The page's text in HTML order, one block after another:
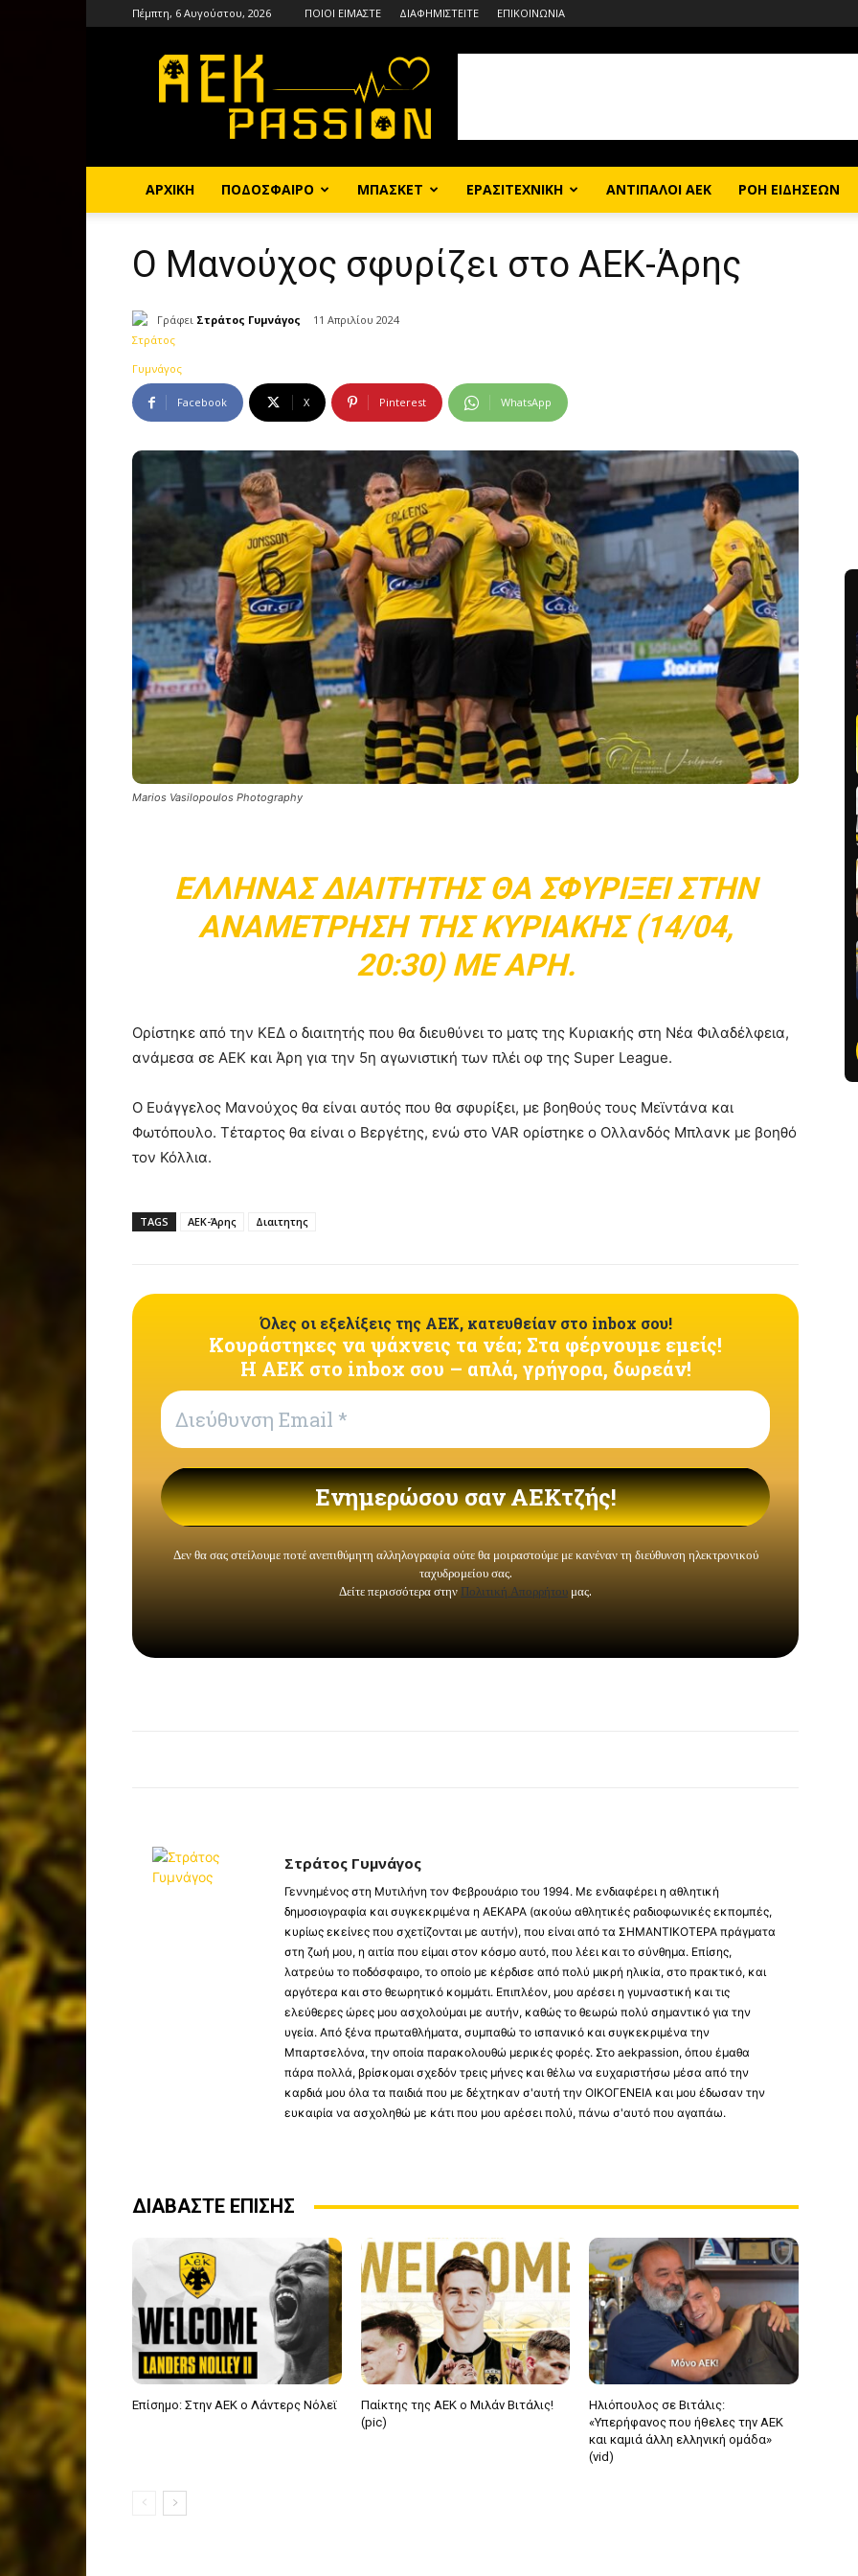
Πέμπτη, 6 Αυγούστου, 2026 ΠΟΙΟΙ ΕΙΜΑΣΤΕ ΔΙΑΦΗΜΙΣΤΕΙΤΕ ΕΠΙΚΟΙΝΩΝΙΑ
ΑΡΧΙΚΗ ΠΟΔΟΣΦΑΙΡΟ ΜΠΑΣΚΕΤ ΕΡΑΣΙΤΕΧΝΙΚΗ ΑΝΤΙΠΑΛΟΙ ΑΕΚ ΡΟΗ ΕΙΔΗΣΕΩΝ
Ο Μανούχος σφυρίζει στο ΑΕΚ-Άρης
Γράφει Στράτος Γυμνάγος 11 Απριλίου 2024
Facebook X Pinterest WhatsApp
Marios Vasilopoulos Photography
ΈΛΛΗΝΑΣ ΔΙΑΙΤΗΤΉΣ ΘΑ ΣΦΥΡΊΞΕΙ ΣΤΗΝ
ΑΝΑΜΈΤΡΗΣΗ ΤΗΣ ΚΥΡΙΑΚΉΣ (14/04,
20:30) ΜΕ ΆΡΗ.
Ορίστηκε από την ΚΕΔ ο διαιτητής που θα διευθύνει το ματς της Κυριακής στη Νέα Φιλαδέλφεια,
ανάμεσα σε ΑΕΚ και Άρη για την 5η αγωνιστική των πλέι οφ της Super League.
Ο Ευάγγελος Μανούχος θα είναι αυτός που θα σφυρίξει, με βοηθούς τους Μεϊντάνα και
Φωτόπουλο. Τέταρτος θα είναι ο Βεργέτης, ενώ στο VAR ορίστηκε ο Ολλανδός Μπλανκ με βοηθό
τον Κόλλια.
TAGS ΑΕΚ-Άρης Διαιτητης
Στράτος Γυμνάγος
Γεννημένος στη Μυτιλήνη τον Φεβρουάριο του 1994. Με ενδιαφέρει η αθλητική
δημοσιογραφία και συγκεκριμένα η ΑΕΚΑΡΑ (ακούω αθλητικές ραδιοφωνικές εκπομπές,
κυρίως εκείνες που σχετίζονται με αυτήν), που είναι από τα ΣΗΜΑΝΤΙΚΟΤΕΡΑ πράγματα
στη ζωή μου, η αιτία που είμαι στον κόσμο αυτό, που λέει και το σύνθημα. Επίσης,
λατρεύω το ποδόσφαιρο, το οποίο με κέρδισε από πολύ μικρή ηλικία, στο πρακτικό, και
αργότερα και στο θεωρητικό κομμάτι. Επιπλέον, μου αρέσει η γυμναστική και τις
ελεύθερες ώρες μου ασχολούμαι με αυτήν, καθώς το θεωρώ πολύ σημαντικό για την
υγεία. Από ξένα πρωταθλήματα, συμπαθώ το ισπανικό και συγκεκριμένα την
Μπαρτσελόνα, την οποία παρακολουθώ μερικές φορές. Στο aekpassion, όπου έμαθα
πάρα πολλά, βρίσκομαι σχεδόν τρεις μήνες και θέλω να ευχαριστήσω μέσα από την
καρδιά μου όλα τα παιδιά που με δέχτηκαν σ'αυτή την ΟΙΚΟΓΕΝΕΙΑ και μου έδωσαν την
ευκαιρία να ασχοληθώ με κάτι που μου αρέσει πολύ, πάνω σ'αυτό που αγαπάω.
ΔΙΑΒΑΣΤΕ ΕΠΙΣΗΣ
Επίσημο: Στην ΑΕΚ ο Λάντερς Νόλεϊ
Παίκτης της ΑΕΚ ο Μιλάν Βιτάλις!
(pic)
Ηλιόπουλος σε Βιτάλις:
«Υπερήφανος που ήθελες την ΑΕΚ
και καμιά άλλη ελληνική ομάδα»
(vid)